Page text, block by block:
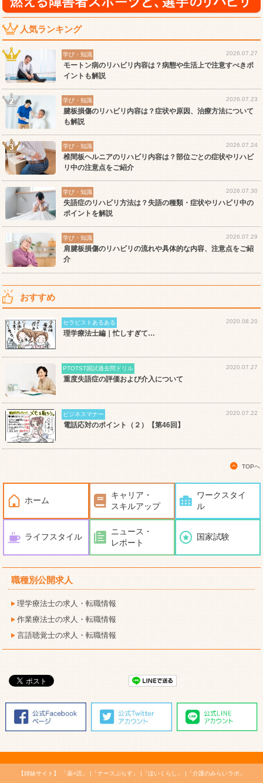
人気ランキング
学び・知識 2026.07.27
モートン病のリハビリ内容は？病態や生活上で注意すべきポ
イントも解説
学び・知識 2026.07.23
腱板損傷のリハビリ内容は？症状や原因、治療方法について
も解説
学び・知識 2026.07.24
椎間板ヘルニアのリハビリ内容は？部位ごとの症状やリハビ
リ中の注意点をご紹介
学び・知識 2026.07.30
失語症のリハビリ方法は？失語の種類・症状やリハビリ中の
ポイントを解説
学び・知識 2026.07.29
肩腱板損傷のリハビリの流れや具体的な内容、注意点をご紹
介
おすすめ
セラピストあるある 2020.08.20
理学療法士編｜忙しすぎて…
PTOTST国試過去問ドリル 2020.07.27
重度失語症の評価および介入について
ビジネスマナー 2020.07.22
電話応対のポイント（２）【第46回】
TOPへ
ホーム
キャリア・
スキルアップ
ワークスタイ
ル
ライフスタイル
ニュース・
レポート
国家試験
職種別公開求人
理学療法士の求人・転職情報
作業療法士の求人・転職情報
言語聴覚士の求人・転職情報
【姉妹サイト】 「薬+読」 「ナースぷらす」 「ほいくらし」 「介護のみらいラボ」